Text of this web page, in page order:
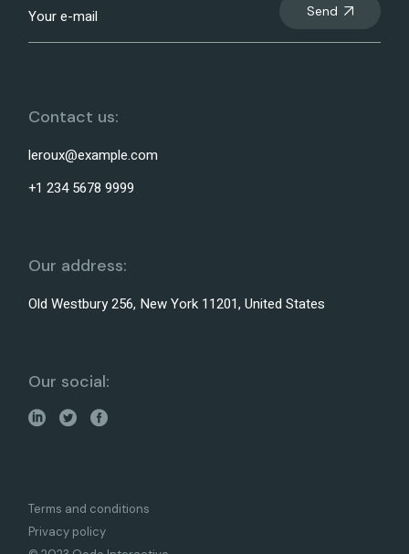
Send
Contact us:
leroux@example.com
+1 234 5678 9999
Our address:
Old Westbury 256, New York 11201, United States
Our social:
Terms and conditions
Privacy policy